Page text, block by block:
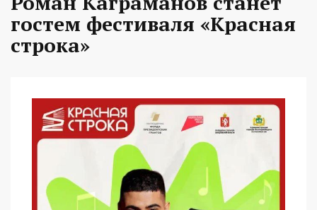
гостем фестиваля «Красная
строка»